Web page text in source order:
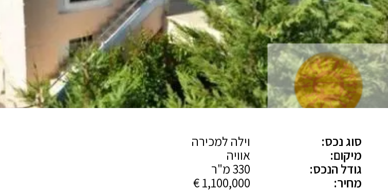
סוג נכס:
וילה למכירה
מיקום:
אוויה
גודל הנכס:
מחיר: